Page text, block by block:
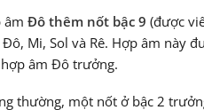
âm Đô thêm nốt bậc 9 (được
Mi, Sol và Rê. Hợp âm này
âm Đô trưởng.
thường, một nốt ở bậc 2